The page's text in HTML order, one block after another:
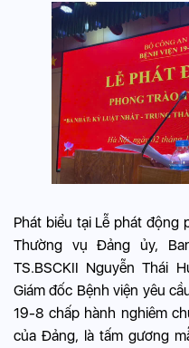
Phát biểu tại Lễ phát động
Thường vụ Đảng ủy,
TS.BSCKII Nguyễn Thái
Giám đốc Bệnh viện yêu
19-8 chấp hành nghiêm
của Đảng, là tấm gương